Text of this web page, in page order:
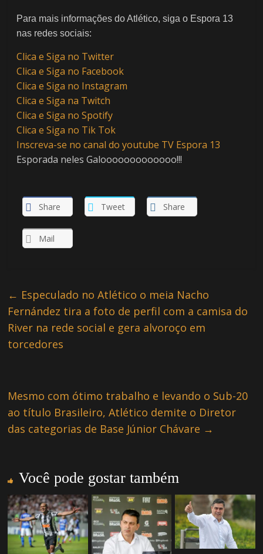
Para mais informações do Atlético, siga o Espora 13
nas redes sociais:
Clica e Siga no Twitter
Clica e Siga no Facebook
Clica e Siga no Instagram
Clica e Siga na Twitch
Clica e Siga no Spotify
Clica e Siga no Tik Tok
Inscreva-se no canal do youtube TV Espora 13
Esporada neles Galooooooooooooo!!!
Share Tweet Share
Mail
← Especulado no Atlético o meia Nacho
Fernández tira a foto de perfil com a camisa do
River na rede social e gera alvoroço em
torcedores
Mesmo com ótimo trabalho e levando o Sub-20
ao título Brasileiro, Atlético demite o Diretor
das categorias de Base Júnior Chávare →
Você pode gostar também